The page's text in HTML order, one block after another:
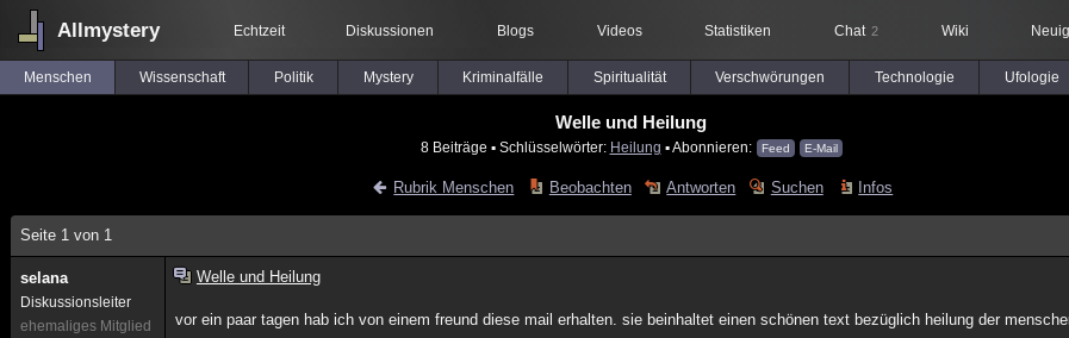
Allmystery Echtzeit Diskussionen Blogs Videos Statistiken Chat 2 Wiki
Menschen Wissenschaft Politik Mystery Kriminalfälle Spiritualität Verschwörungen Technologie Ufologie
Welle und Heilung
8 Beiträge ▪ Schlüsselwörter: Heilung ▪ Abonnieren: Feed E-Mail
Rubrik Menschen Beobachten Antworten Suchen Infos
Seite 1 von 1
selana
Diskussionsleiter
ehemaliges Mitglied
Welle und Heilung
vor ein paar tagen hab ich von einem freund diese mail erhalten. sie beinhaltet einen schönen text bezüglich heilung der